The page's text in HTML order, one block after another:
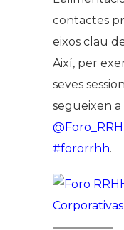
contactes
eixos clau
Així, per
seves
segueixen
#fororrhh.